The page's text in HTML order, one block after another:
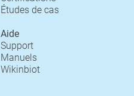
Études de cas
Aide
Support
Manuels
Wikinbiot